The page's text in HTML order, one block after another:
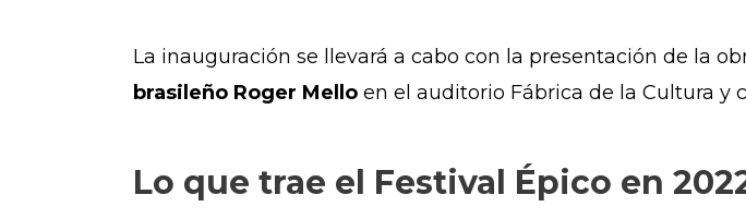
La inauguración se llevará a cabo con la presentación de la
brasileño Roger Mello en el auditorio Fábrica de la Cultura y
Lo que trae el Festival Épico en